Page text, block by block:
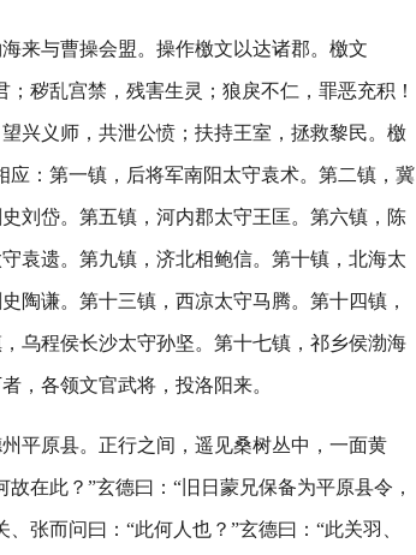
来与曹操会盟。操作檄文以达诸郡。檄文
秽乱宫禁，残害生灵；狼戾不仁，罪恶充积！
兴义师，共泄公愤；扶持王室，拯救黎民。檄
：第一镇，后将军南阳太守袁术。第二镇，冀
刘岱。第五镇，河内郡太守王匡。第六镇，陈
袁遗。第九镇，济北相鲍信。第十镇，北海太
陶谦。第十三镇，西凉太守马腾。第十四镇，
乌程侯长沙太守孙坚。第十七镇，祁乡侯渤海
，各领文官武将，投洛阳来。
平原县。正行之间，遥见桑树丛中，一面黄
在此？”玄德曰：“旧日蒙兄保备为平原县令，
张而问曰：“此何人也？”玄德曰：“此关羽、